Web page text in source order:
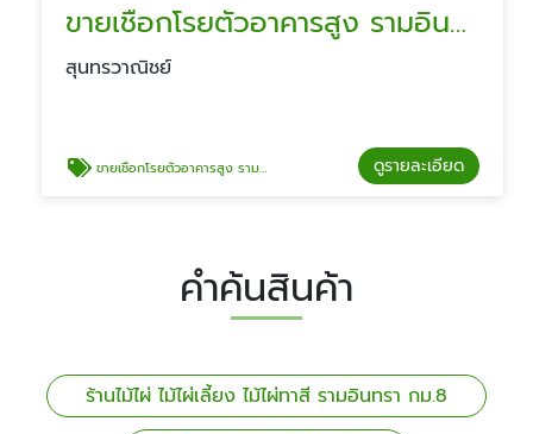
ขายเชือกโรยตัวอาคารสูง รามอินทรา
สุนทรวาณิชย์
ขายเชือกโรยตัวอาคารสูง รามอินทรา ดูรายละเอียด
คำค้นสินค้า
ร้านไม้ไผ่ ไม้ไผ่เลี้ยง ไม้ไผ่ทาสี รามอินทรา กม.8